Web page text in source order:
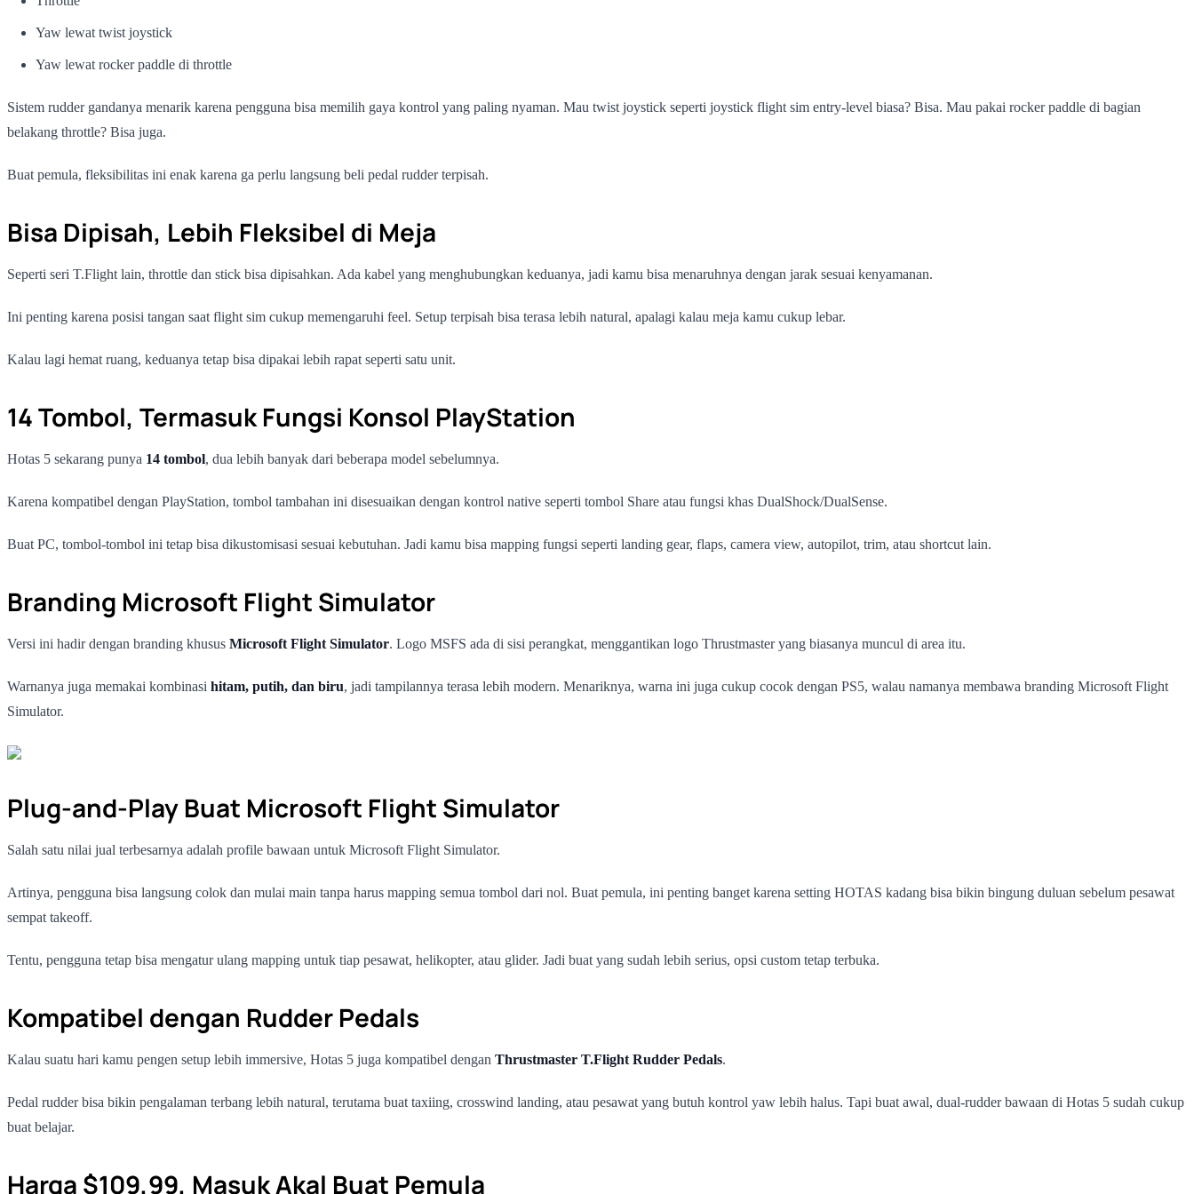
Yaw lewat twist joystick
Yaw lewat rocker paddle di throttle
Sistem rudder gandanya menarik karena pengguna bisa memilih gaya kontrol yang paling nyaman. Mau twist joystick seperti joystick flight sim entry-level biasa? Bisa. Mau pakai rocker paddle di bagian
belakang throttle? Bisa juga.
Buat pemula, fleksibilitas ini enak karena ga perlu langsung beli pedal rudder terpisah.
Bisa Dipisah, Lebih Fleksibel di Meja
Seperti seri T.Flight lain, throttle dan stick bisa dipisahkan. Ada kabel yang menghubungkan keduanya, jadi kamu bisa menaruhnya dengan jarak sesuai kenyamanan.
Ini penting karena posisi tangan saat flight sim cukup memengaruhi feel. Setup terpisah bisa terasa lebih natural, apalagi kalau meja kamu cukup lebar.
Kalau lagi hemat ruang, keduanya tetap bisa dipakai lebih rapat seperti satu unit.
14 Tombol, Termasuk Fungsi Konsol PlayStation
Hotas 5 sekarang punya 14 tombol, dua lebih banyak dari beberapa model sebelumnya.
Karena kompatibel dengan PlayStation, tombol tambahan ini disesuaikan dengan kontrol native seperti tombol Share atau fungsi khas DualShock/DualSense.
Buat PC, tombol-tombol ini tetap bisa dikustomisasi sesuai kebutuhan. Jadi kamu bisa mapping fungsi seperti landing gear, flaps, camera view, autopilot, trim, atau shortcut lain.
Branding Microsoft Flight Simulator
Versi ini hadir dengan branding khusus Microsoft Flight Simulator. Logo MSFS ada di sisi perangkat, menggantikan logo Thrustmaster yang biasanya muncul di area itu.
Warnanya juga memakai kombinasi hitam, putih, dan biru, jadi tampilannya terasa lebih modern. Menariknya, warna ini juga cukup cocok dengan PS5, walau namanya membawa branding Microsoft Flight
Simulator.
Plug-and-Play Buat Microsoft Flight Simulator
Salah satu nilai jual terbesarnya adalah profile bawaan untuk Microsoft Flight Simulator.
Artinya, pengguna bisa langsung colok dan mulai main tanpa harus mapping semua tombol dari nol. Buat pemula, ini penting banget karena setting HOTAS kadang bisa bikin bingung duluan sebelum pesawat
sempat takeoff.
Tentu, pengguna tetap bisa mengatur ulang mapping untuk tiap pesawat, helikopter, atau glider. Jadi buat yang sudah lebih serius, opsi custom tetap terbuka.
Kompatibel dengan Rudder Pedals
Kalau suatu hari kamu pengen setup lebih immersive, Hotas 5 juga kompatibel dengan Thrustmaster T.Flight Rudder Pedals.
Pedal rudder bisa bikin pengalaman terbang lebih natural, terutama buat taxiing, crosswind landing, atau pesawat yang butuh kontrol yaw lebih halus. Tapi buat awal, dual-rudder bawaan di Hotas 5 sudah cukup
buat belajar.
Harga $109,99, Masuk Akal Buat Pemula